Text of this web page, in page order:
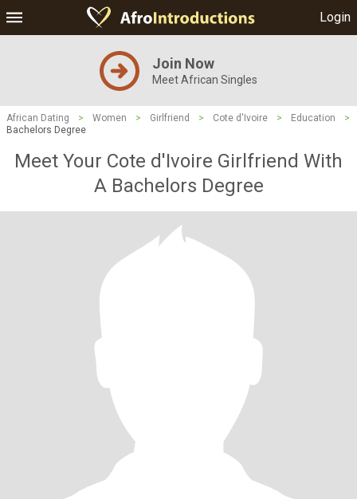
Login
Join Now
Meet African Singles
African Dating > Women > Girlfriend > Cote d'Ivoire > Education
>
Bachelors Degree
Meet Your Cote d'Ivoire Girlfriend With
A Bachelors Degree